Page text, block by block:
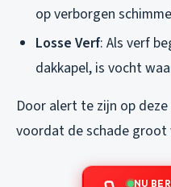
op verborgen
Losse Verf: Als verf
dakkapel, is vocht
Door alert te zijn op
voordat de schade
NU